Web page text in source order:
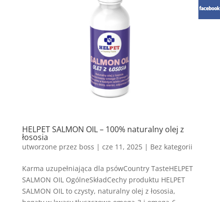
HELPET SALMON OIL – 100% naturalny olej z
łososia
utworzone przez boss | cze 11, 2025| Bez kategorii
Karma uzupełniająca dla psówCountry TasteHELPET
SALMON OIL OgólneSkładCechy produktu HELPET
SALMON OIL to czysty, naturalny olej z łososia,